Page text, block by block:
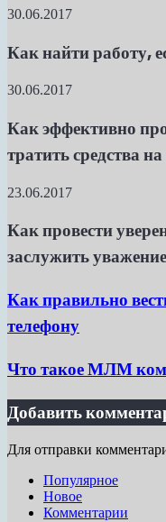
30.06.2017
Как найти работу,
30.06.2017
Как эффективно
тратить средства
23.06.2017
Как провести
заслужить
Как правильно
телефону
Что такое МЛМ
Добавить
Для отправки
Популярное
Новое
Комментарии